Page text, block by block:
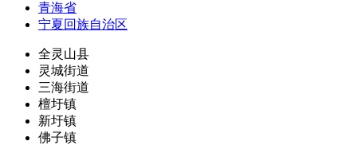
青海省
宁夏回族自治区
全灵山县
灵城街道
三海街道
檀圩镇
新圩镇
佛子镇